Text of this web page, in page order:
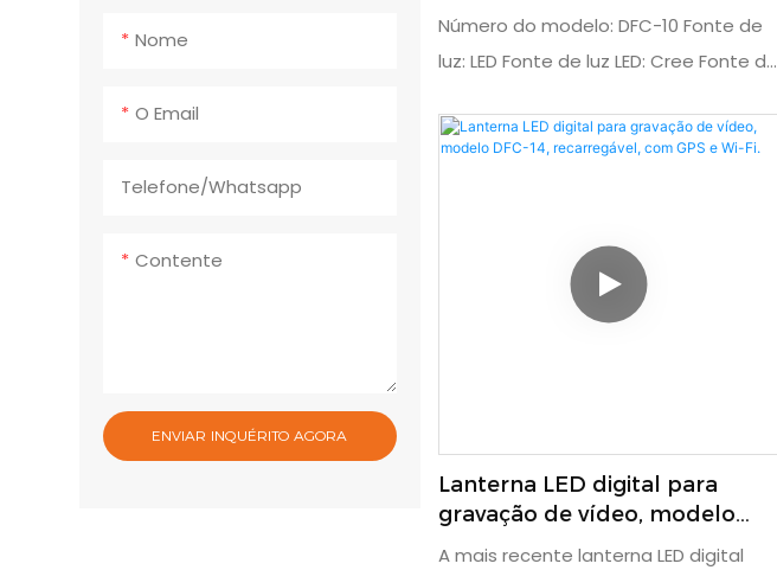
Nome
O Email
Telefone/whatsapp
Contente
ENVIAR INQUÉRITO AGORA
com câmera/DVR
Número do modelo: DFC-10 Fonte de
luz: LED Fonte de luz LED: Cree Fonte de
Tempo de iluminação (h): 8
alumínio Garantia (anos): 1 Sensor:
CMOS Ângulo de visão: 100 graus Pixels
da câmera: 5 milhões
Lanterna LED digital para
gravação de vídeo, modelo
DFC-14, recarregável, com GPS
A mais recente lanterna LED digital